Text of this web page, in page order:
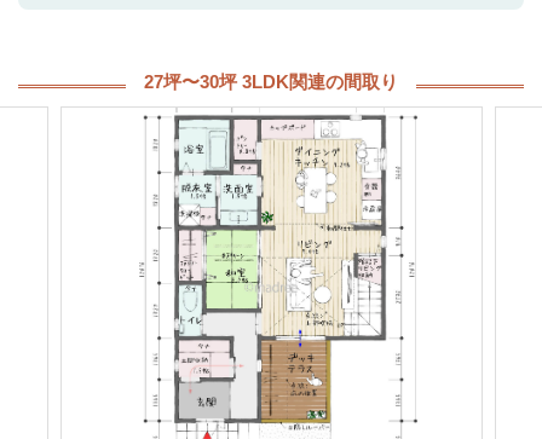
27坪〜30坪 3LDK関連の間取り